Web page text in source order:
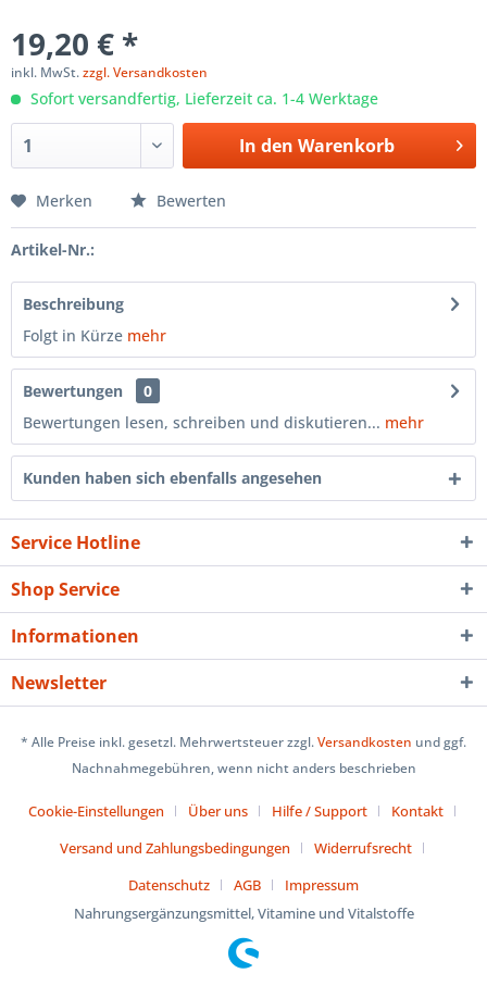
19,20 € *
inkl. MwSt.zzgl. Versandkosten
Sofort versandfertig, Lieferzeit ca. 1-4 Werktage
In den Warenkorb
Merken Bewerten
Artikel-Nr.:
Beschreibung
Folgt in Kürze mehr
Bewertungen
0
Bewertungen lesen, schreiben und diskutieren... mehr
Kunden haben sich ebenfalls angesehen
Service Hotline
Shop Service
Informationen
Newsletter
* Alle Preise inkl. gesetzl. Mehrwertsteuer zzgl.Versandkosten und ggf.
Nachnahmegebühren, wenn nicht anders beschrieben
Cookie-Einstellungen Über uns Hilfe / Support
Kontakt
Versand und Zahlungsbedingungen
Widerrufsrecht
Datenschutz
AGB
Impressum
Nahrungsergänzungsmittel, Vitamine und Vitalstoffe